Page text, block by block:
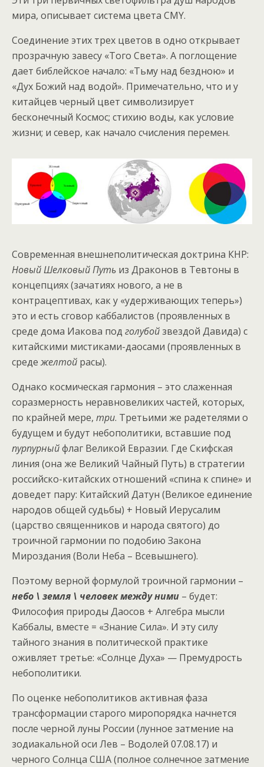
мира, описывает система цвета CMY.
Соединение этих трех цветов в одно открывает
прозрачную завесу «Того Света». А поглощение
дает библейское начало: «Тьму над бездною» и
«Дух Божий над водой». Примечательно, что и у
китайцев черный цвет символизирует
бесконечный Космос; стихию воды, как условие
жизни; и север, как начало счисления перемен.
Современная внешнеполитическая доктрина КНР:
Новый Шелковый Путь из Драконов в Тевтоны в
концепциях (зачатиях нового, а не в
контрацептивах, как у «удерживающих теперь»)
это и есть сговор каббалистов (проявленных в
среде дома Иакова под голубойзвездой Давида) с
китайскими мистиками-даосами (проявленных в
средежелтой расы).
Однако космическая гармония – это слаженная
соразмерность неравновеликих частей, которых,
по крайней мере, три. Третьими же радетелями о
будущем и будут небополитики, вставшие под
пурпурныйфлаг Великой Евразии. Где Скифская
линия (она же Великий Чайный Путь) в стратегии
российско-китайских отношений «спина к спине» и
доведет пару: Китайский Датун (Великое единение
народов общей судьбы) + Новый Иерусалим
(царство священников и народа святого) до
троичной гармонии по подобию Закона
Мироздания (Воли Неба – Всевышнего).
Поэтому верной формулой троичной гармонии –
небо \ земля \ человек между ними – будет:
Философия природы Даосов + Алгебра мысли
Каббалы, вместе = «Знание Сила». И эту силу
тайного знания в политической практике
оживляет третье: «Солнце Духа» — Премудрость
небополитики.
По оценке небополитиков активная фаза
трансформации старого миропорядка начнется
после черной луны России (лунное затмение на
зодиакальной оси Лев – Водолей 07.08.17) и
черного Солнца США (полное солнечное затмение